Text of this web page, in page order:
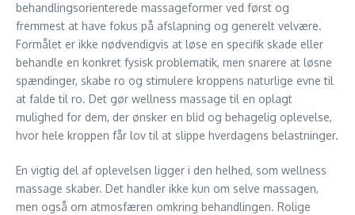
behandlingsorienterede massageformer ved først og
fremmest at have fokus på afslapning og generelt velvære.
Formålet er ikke nødvendigvis at løse en specifik skade eller
behandle en konkret fysisk problematik, men snarere at løsne
spændinger, skabe ro og stimulere kroppens naturlige evne til
at falde til ro. Det gør wellness massage til en oplagt
mulighed for dem, der ønsker en blid og behagelig oplevelse,
hvor hele kroppen får lov til at slippe hverdagens belastninger.
En vigtig del af oplevelsen ligger i den helhed, som wellness
massage skaber. Det handler ikke kun om selve massagen,
men også om atmosfæren omkring behandlingen. Rolige